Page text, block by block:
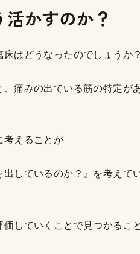
かすのか？
はどうなったのでしょうか
痛みの出ている筋の特定が
考えることが
出しているのか？』を考えて
していくことで見つかるこ